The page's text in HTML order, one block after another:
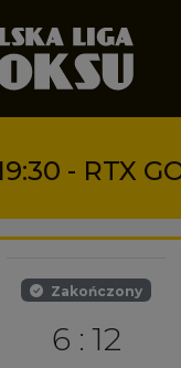
Zakończony
6 : 12